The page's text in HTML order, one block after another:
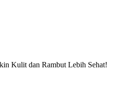
Kulit dan Rambut Lebih Sehat!